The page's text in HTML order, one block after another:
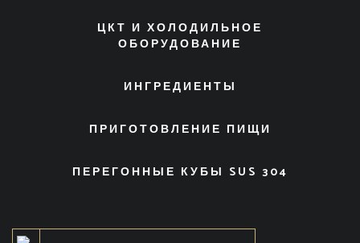
ЦКТ И ХОЛОДИЛЬНОЕ
ОБОРУДОВАНИЕ
ИНГРЕДИЕНТЫ
ПРИГОТОВЛЕНИЕ ПИЩИ
ПЕРЕГОННЫЕ КУБЫ SUS 304